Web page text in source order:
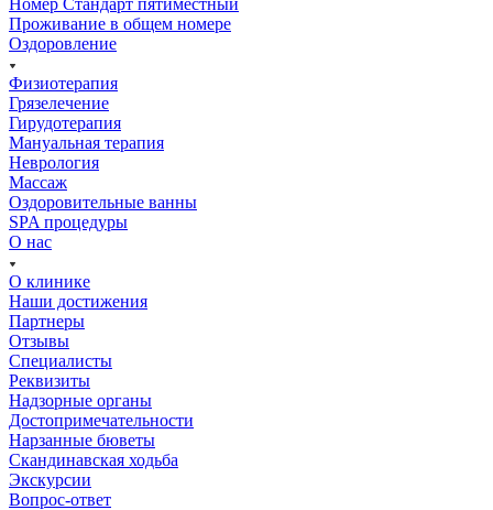
Проживание в общем номере
Оздоровление
Физиотерапия
Грязелечение
Гирудотерапия
Мануальная терапия
Неврология
Массаж
Оздоровительные ванны
SPA процедуры
О нас
О клинике
Наши достижения
Партнеры
Отзывы
Специалисты
Реквизиты
Надзорные органы
Достопримечательности
Нарзанные бюветы
Скандинавская ходьба
Экскурсии
Вопрос-ответ